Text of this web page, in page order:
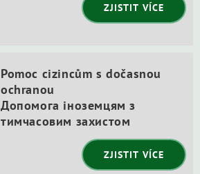
ZJISTIT VÍCE
Pomoc cizincům s dočasnou
ochranou
Допомога іноземцям з
тимчасовим захистом
ZJISTIT VÍCE